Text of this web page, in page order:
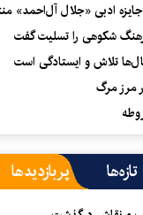
ادبی «جلال آل‌احمد»
شکوهی را تسلیت گفت
تلاش و ایستادگی است
مرز مرگ
تازه‌ها پربازدیدها